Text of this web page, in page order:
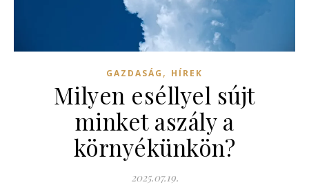
GAZDASÁG , HÍREK
Milyen eséllyel sújt
minket aszály a
környékünkön?
2025.07.19.